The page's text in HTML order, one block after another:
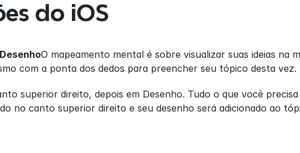
do iOS
DesenhoO mapeamento mental é sobre visualizar suas ideias na
com a ponta dos dedos para preencher seu tópico desta vez.
superior direito, depois em Desenho. Tudo o que você
no canto superior direito e seu desenho será adicionado ao